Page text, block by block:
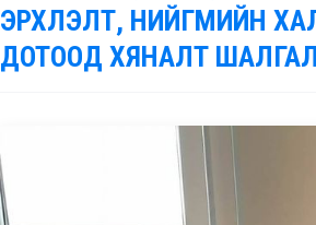
ЭРХЛЭЛТ, НИЙГМИЙН
ДОТООД ХЯНАЛТ